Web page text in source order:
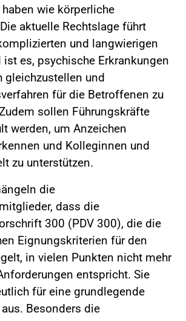
wie körperliche
aktuelle Rechtslage führt
und langwierigen
ist es, psychische Erkrankungen
gleichzustellen und
für die Betroffenen zu
sollen Führungskräfte
werden, um Anzeichen
und Kolleginnen und
zu unterstützen.
die
dass die
300 (PDV 300), die die
Eignungskriterien für den
in vielen Punkten nicht mehr
entspricht. Sie
für eine grundlegende
Besonders die